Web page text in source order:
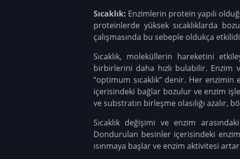
Sıcaklık: Enzimlerin protein yapılı
proteinlerde yüksek sıcaklıklarda
çalışmasında bu sebeple oldukça
Sıcaklık, moleküllerin hareketini
birbirlerini daha hızlı bulabilir. Enzim
“optimum sıcaklık” denir. Her enzimin
içerisindeki bağlar bozulur ve enzim
ve substratın birleşme olasılığı azalır,
Sıcaklık değişimi ve enzim
Dondurulan besinler içerisindeki
ısınmaya başlar ve enzim aktivitesi